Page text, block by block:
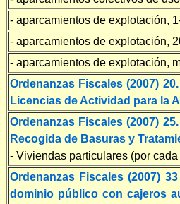
- aparcamientos de explotación,
- aparcamientos de explotación,
- aparcamientos de explotación,
Ordenanzas Fiscales (2007)
Licencias de Actividad para la
Ordenanzas Fiscales (2007)
Recogida de Basuras y
- Viviendas particulares (por
Ordenanzas Fiscales (2007)
dominio público con cajeros